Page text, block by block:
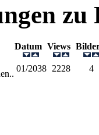
zu
Datum Views
01/2038 2228 4